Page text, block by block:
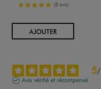
5/5 de moyenne
(8 avis)
AJOUTERAU PANIER
5/
Avis vérifié et récompensé